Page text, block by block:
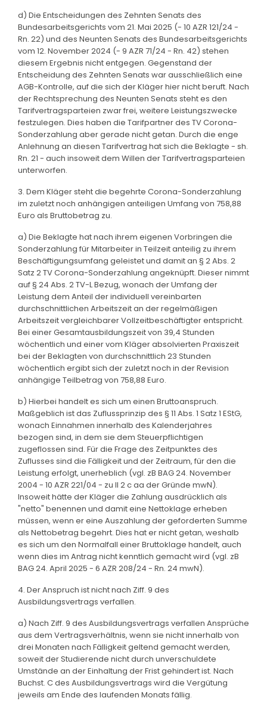
d) Die Entscheidungen des Zehnten Senats des
Bundesarbeitsgerichts vom 21. Mai 2025 (- 10 AZR 121/24 -
Rn. 22) und des Neunten Senats des Bundesarbeitsgerichts
vom 12. November 2024 (- 9 AZR 71/24 - Rn. 42) stehen
diesem Ergebnis nicht entgegen. Gegenstand der
Entscheidung des Zehnten Senats war ausschließlich eine
AGB-Kontrolle, auf die sich der Kläger hier nicht beruft. Nach
der Rechtsprechung des Neunten Senats steht es den
Tarifvertragsparteien zwar frei, weitere Leistungszwecke
festzulegen. Dies haben die Tarifpartner des TV Corona-
Sonderzahlung aber gerade nicht getan. Durch die enge
Anlehnung an diesen Tarifvertrag hat sich die Beklagte - sh.
Rn. 21 - auch insoweit dem Willen der Tarifvertragsparteien
unterworfen.
3. Dem Kläger steht die begehrte Corona-Sonderzahlung
im zuletzt noch anhängigen anteiligen Umfang von 758,88
Euro als Bruttobetrag zu.
a) Die Beklagte hat nach ihrem eigenen Vorbringen die
Sonderzahlung für Mitarbeiter in Teilzeit anteilig zu ihrem
Beschäftigungsumfang geleistet und damit an § 2 Abs. 2
Satz 2 TV Corona-Sonderzahlung angeknüpft. Dieser nimmt
auf § 24 Abs. 2 TV-L Bezug, wonach der Umfang der
Leistung dem Anteil der individuell vereinbarten
durchschnittlichen Arbeitszeit an der regelmäßigen
Arbeitszeit vergleichbarer Vollzeitbeschäftigter entspricht.
Bei einer Gesamtausbildungszeit von 39,4 Stunden
wöchentlich und einer vom Kläger absolvierten Praxiszeit
bei der Beklagten von durchschnittlich 23 Stunden
wöchentlich ergibt sich der zuletzt noch in der Revision
anhängige Teilbetrag von 758,88 Euro.
b) Hierbei handelt es sich um einen Bruttoanspruch.
Maßgeblich ist das Zuflussprinzip des § 11 Abs. 1 Satz 1 EStG,
wonach Einnahmen innerhalb des Kalenderjahres
bezogen sind, in dem sie dem Steuerpflichtigen
zugeflossen sind. Für die Frage des Zeitpunktes des
Zuflusses sind die Fälligkeit und der Zeitraum, für den die
Leistung erfolgt, unerheblich (vgl. zB BAG 24. November
2004 - 10 AZR 221/04 - zu II 2 c aa der Gründe mwN).
Insoweit hätte der Kläger die Zahlung ausdrücklich als
"netto" benennen und damit eine Nettoklage erheben
müssen, wenn er eine Auszahlung der geforderten Summe
als Nettobetrag begehrt. Dies hat er nicht getan, weshalb
es sich um den Normalfall einer Bruttoklage handelt, auch
wenn dies im Antrag nicht kenntlich gemacht wird (vgl. zB
BAG 24. April 2025 - 6 AZR 208/24 - Rn. 24 mwN).
4. Der Anspruch ist nicht nach Ziff. 9 des
Ausbildungsvertrags verfallen.
a) Nach Ziff. 9 des Ausbildungsvertrags verfallen Ansprüche
aus dem Vertragsverhältnis, wenn sie nicht innerhalb von
drei Monaten nach Fälligkeit geltend gemacht werden,
soweit der Studierende nicht durch unverschuldete
Umstände an der Einhaltung der Frist gehindert ist. Nach
Buchst. C des Ausbildungsvertrags wird die Vergütung
jeweils am Ende des laufenden Monats fällig.